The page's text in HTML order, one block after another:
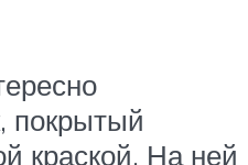
покрытый
краской. На ней